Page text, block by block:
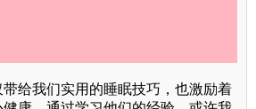
给我们实用的睡眠技巧，也激励着